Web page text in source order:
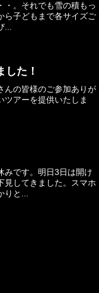
・。それでも雪の積もっ
ら子どもまで各サイズご
...
た！
んの皆様のご参加ありが
ツアーを提供いたしま
みです。明日3日は開け
見してきました。スマホ
りと...